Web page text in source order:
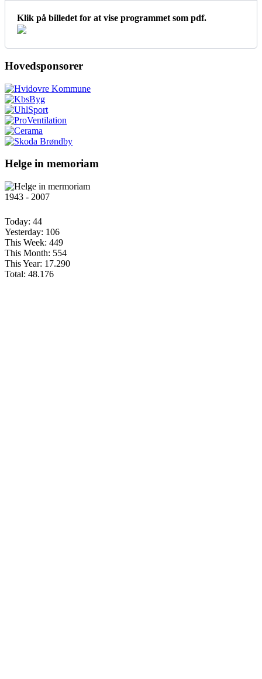
Klik på billedet for at vise programmet som pdf.
Hovedsponsorer
Helge in memoriam
1943 - 2007
Today: 44
Yesterday: 106
This Week: 449
This Month: 554
This Year: 17.290
Total: 48.176